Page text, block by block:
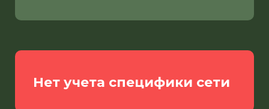
Нет учета специфики сети